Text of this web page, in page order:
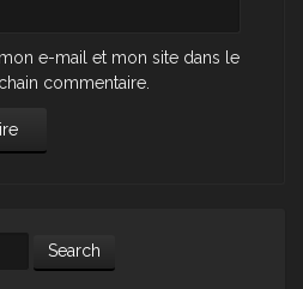
e-mail et mon site dans le
commentaire.